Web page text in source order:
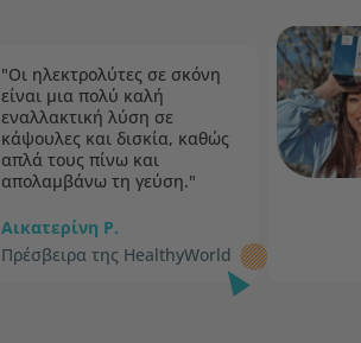
"Οι ηλεκτρολύτες σε σκόνη
είναι μια πολύ καλή
εναλλακτική λύση σε
κάψουλες και δισκία, καθώς
απλά τους πίνω και
απολαμβάνω τη γεύση."
Αικατερίνη Ρ.
Πρέσβειρα της HealthyWorld